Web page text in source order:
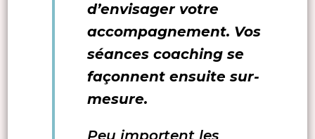
d’envisager votre
accompagnement. Vos
séances coaching se
façonnent ensuite sur-
mesure.